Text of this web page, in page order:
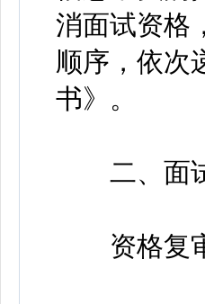
消面试资格
顺序，依次
书》。
二、面
资格复审